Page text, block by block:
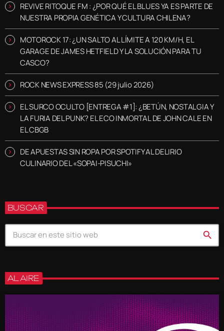
REVIVE RITOQUE FM : ¿POR QUÉ EL BLUES YA ES PARTE DE
NUESTRA PROPIA GENÉTICA Y CULTURA CHILENA?
MOTOROCK 17: ¿UN SALTO AL LÍMITE A 120 KM/H, EL
GARAGE DE JAMES HETFIELD Y LA SOLUCIÓN PARA TU
CASCO?
ROCK NEWS EXPRESS 85 (29 julio 2026)
EL SURCO OCULTO [ENTREGA #1]: ¿BETÚN, NOSTALGIA Y
LA FURIA DEL PUNK? EL ECO INMORTAL DE JOHN CALE EN
EL CBGB
DE APUESTAS SIN ROPA POR SPOTIFY AL DELIRIO
CULINARIO DEL «SOPAI-PISUCHI»
BUSCAR
search
AL AIRE